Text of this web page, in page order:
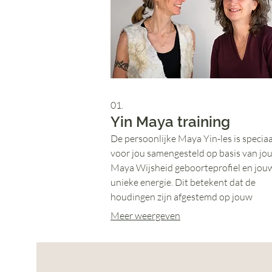
01.
Yin Maya training
De persoonlijke Maya Yin-les is
voor jou samengesteld op basis van
Maya Wijsheid geboorteprofiel en
unieke energie. Dit betekent dat de
houdingen zijn afgestemd op jouw
levensenergie, kwaliteiten en thema’s
om meer in je eigen kracht te staan en
Meer weergeven